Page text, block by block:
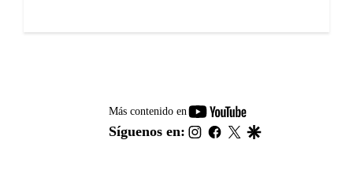
Más contenido en
youtube-
footer
Síguenos en: instagram
facebook
twitter